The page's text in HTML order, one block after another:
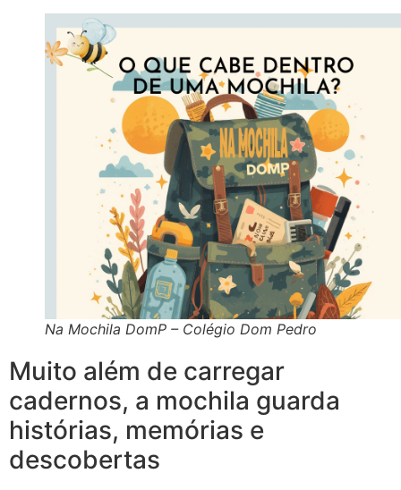
Na Mochila DomP – Colégio Dom Pedro
Muito além de carregar
cadernos, a mochila guarda
histórias, memórias e
descobertas